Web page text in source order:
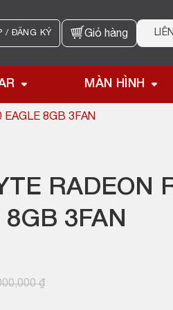
/ ĐĂNG KÝ Giỏ hàng
MÀN HÌNH
EAGLE 8GB 3FAN
RADEON
3FAN
₫